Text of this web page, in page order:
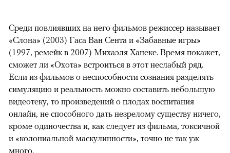
Среди повлиявших на него фильмов режиссер называет
«Слона» (2003) Гаса Ван Сента и «Забавные игры»
(1997, ремейк в 2007) Михаэля Ханеке. Время покажет,
сможет ли «Охота» встроиться в этот неслабый ряд.
Если из фильмов о неспособности сознания разделять
симуляцию и реальность можно составить небольшую
видеотеку, то произведений о плодах воспитания
онлайн, не способного дать незрелому существу ничего,
кроме одиночества и, как следует из фильма, токсичной
и «колониальной маскулинности», точно не так уж
много.